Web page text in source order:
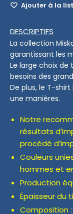
Ajouter à la
DESCRIPTIFS
La collection
garantissant les
Le large choix
besoins des
De plus, le T-
une manières.
Notre
résultats
procédé
Couleurs
hommes et
Production
Épaisseur du
Composition